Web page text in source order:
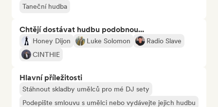
Taneční hudba
Chtějí dostávat hudbu podobnou...
Honey Dijon Luke Solomon
Radio Slave
CINTHIE
Hlavní příležitosti
Stáhnout skladby umělců pro mé DJ sety
Podepište smlouvu s umělci nebo vydávejte jejich hudbu